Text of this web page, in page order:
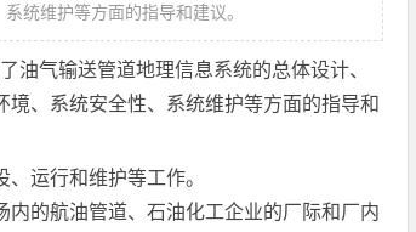
统维护等方面的指导和建议。
油气输送管道地理信息系统的总体设计、
、系统安全性、系统维护等方面的指导和
运行和维护等工作。
的航油管道、石油化工企业的厂际和厂内